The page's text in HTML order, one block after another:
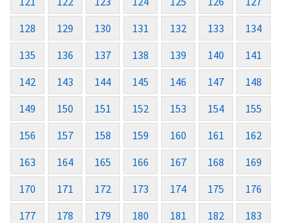
128
129 130 131 132 133
134
135
136 137 138 139 140
141
142
143 144 145 146 147
148
149
150 151 152 153 154
155
156
157 158 159 160 161
162
163
164 165 166 167 168
169
170
171 172 173 174 175
176
177
178 179 180 181 182
183